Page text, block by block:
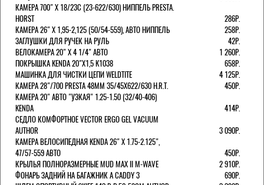
КАМЕРА 700" Х 18/23C (23-622/630) НИППЕЛЬ PRESTA.
HORST
286Р.
КАМЕРА 26" X 1,95-2,125 (50/54-559), АВТО НИППЕЛЬ
258Р.
ЗАГЛУШКИ ДЛЯ РУЧЕК НА РУЛЬ
42Р.
ВЕЛОКАМЕРА 20" Х 4 1/4" АВТО
1 260Р.
ПОКРЫШКА KENDA 20"Х1,5 K1038
658Р.
МАШИНКА ДЛЯ ЧИСТКИ ЦЕПИ WELDTITE
4 125Р.
КАМЕРА 28"/700 PRESTA 48ММ 35/45Х622/630 H.R.T.
450Р.
КАМЕРА 20" АВТО "УЗКАЯ" 1.25-1.50 (32/40-406)
KENDA
414Р.
СЕДЛО КОМФОРТНОЕ VECTOR ERGO GEL VACUUM
AUTHOR
3 090Р.
КАМЕРА ВЕЛОСИПЕДНАЯ KENDA 26" Х 1.75-2.125",
47/57-559 АВТО
450Р.
КРЫЛЬЯ ПОЛНОРАЗМЕРНЫЕ MUD MAX II M-WAVE
2 910Р.
ФОНАРЬ ЗАДНИЙ НА БАГАЖНИК A CADDY 3
690Р.